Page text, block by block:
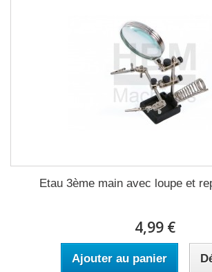
Etau 3ème main avec loupe et
4,99 €
Ajouter au panier